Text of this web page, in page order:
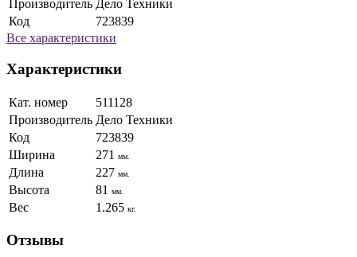
Производитель Дело Техники
Код
723839
Все характеристики
Характеристики
Кат. номер
511128
Производитель Дело Техники
Код
723839
Ширина
271 мм.
Длина 227 мм.
Высота 81 мм.
Вес 1.265 кг.
Отзывы